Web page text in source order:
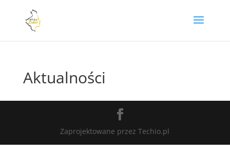
Aktualności
Zaprojektowane przez Techio.pl